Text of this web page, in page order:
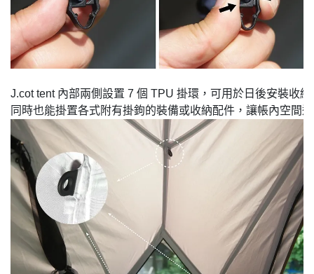
J.cot tent 內部兩側設置 7 個 TPU 掛環，可用於日後安裝收